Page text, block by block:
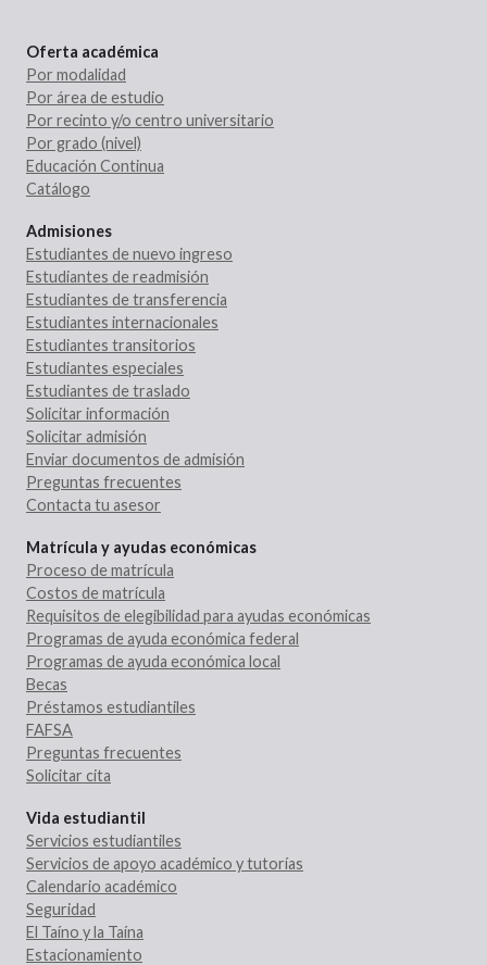
Oferta académica
Por modalidad
Por área de estudio
Por recinto y/o centro universitario
Por grado (nivel)
Educación Continua
Catálogo
Admisiones
Estudiantes de nuevo ingreso
Estudiantes de readmisión
Estudiantes de transferencia
Estudiantes internacionales
Estudiantes transitorios
Estudiantes especiales
Estudiantes de traslado
Solicitar información
Solicitar admisión
Enviar documentos de admisión
Preguntas frecuentes
Contacta tu asesor
Matrícula y ayudas económicas
Proceso de matrícula
Costos de matrícula
Requisitos de elegibilidad para ayudas económicas
Programas de ayuda económica federal
Programas de ayuda económica local
Becas
Préstamos estudiantiles
FAFSA
Preguntas frecuentes
Solicitar cita
Vida estudiantil
Servicios estudiantiles
Servicios de apoyo académico y tutorías
Calendario académico
Seguridad
El Taíno y la Taína
Estacionamiento